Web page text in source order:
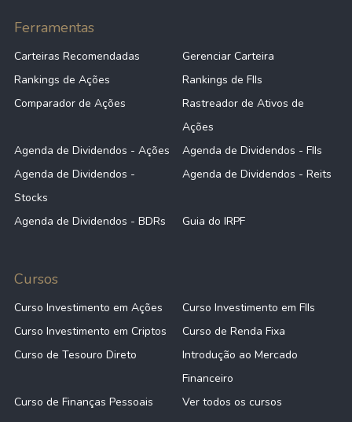
Ferramentas
Carteiras Recomendadas
Gerenciar Carteira
Rankings de Ações
Rankings de FIIs
Comparador de Ações
Rastreador de Ativos de
Ações
Agenda de Dividendos - Ações
Agenda de Dividendos - FIIs
Agenda de Dividendos -
Stocks
Agenda de Dividendos - Reits
Agenda de Dividendos - BDRs Guia do IRPF
Cursos
Curso Investimento em Ações
Curso Investimento em FIIs
Curso Investimento em Criptos
Curso de Renda Fixa
Curso de Tesouro Direto
Introdução ao Mercado
Financeiro
Curso de Finanças Pessoais
Ver todos os cursos